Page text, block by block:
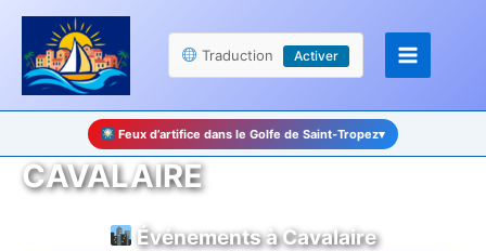
Panneau de gestion des cookies
Aller
contenu
Traduction Activer
Feux d’artifice dans le Golfe de Saint-Tropez▾
CAVALAIRE
Événements à Cavalaire